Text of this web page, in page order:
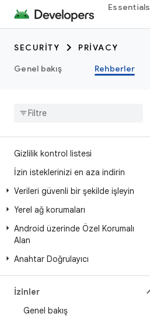
Essentials
SECURITY
PRIVACY
Genel bakış
Rehberler
Gizlilik kontrol listesi
İzin isteklerinizi en aza indirin
Verileri güvenli bir şekilde işleyin
Yerel ağ korumaları
Android üzerinde Özel Korumalı
Alan
Anahtar Doğrulayıcı
İzinler
Genel bakış